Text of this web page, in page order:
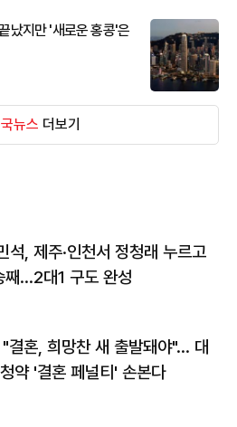
났지만 '새로운 홍콩'은
뉴스 더보기
석, 제주·인천서 정청래 누르고
째…2대1 구도 완성
결혼, 희망찬 새 출발돼야"… 대
약 '결혼 페널티' 손본다